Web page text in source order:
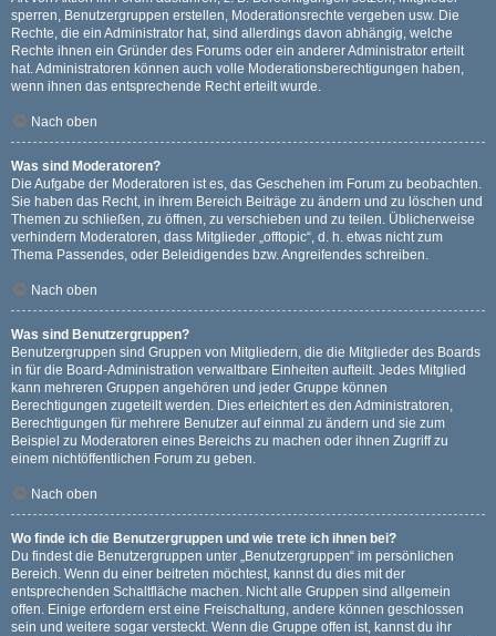
sperren, Benutzergruppen erstellen, Moderationsrechte vergeben usw. Die
Rechte, die ein Administrator hat, sind allerdings davon abhängig, welche
Rechte ihnen ein Gründer des Forums oder ein anderer Administrator erteilt
hat. Administratoren können auch volle Moderationsberechtigungen haben,
wenn ihnen das entsprechende Recht erteilt wurde.
Nach oben
Was sind Moderatoren?
Die Aufgabe der Moderatoren ist es, das Geschehen im Forum zu beobachten.
Sie haben das Recht, in ihrem Bereich Beiträge zu ändern und zu löschen und
Themen zu schließen, zu öffnen, zu verschieben und zu teilen. Üblicherweise
verhindern Moderatoren, dass Mitglieder „offtopic“, d. h. etwas nicht zum
Thema Passendes, oder Beleidigendes bzw. Angreifendes schreiben.
Nach oben
Was sind Benutzergruppen?
Benutzergruppen sind Gruppen von Mitgliedern, die die Mitglieder des Boards
in für die Board-Administration verwaltbare Einheiten aufteilt. Jedes Mitglied
kann mehreren Gruppen angehören und jeder Gruppe können
Berechtigungen zugeteilt werden. Dies erleichtert es den Administratoren,
Berechtigungen für mehrere Benutzer auf einmal zu ändern und sie zum
Beispiel zu Moderatoren eines Bereichs zu machen oder ihnen Zugriff zu
einem nichtöffentlichen Forum zu geben.
Nach oben
Wo finde ich die Benutzergruppen und wie trete ich ihnen bei?
Du findest die Benutzergruppen unter „Benutzergruppen“ im persönlichen
Bereich. Wenn du einer beitreten möchtest, kannst du dies mit der
entsprechenden Schaltfläche machen. Nicht alle Gruppen sind allgemein
offen. Einige erfordern erst eine Freischaltung, andere können geschlossen
sein und weitere sogar versteckt. Wenn die Gruppe offen ist, kannst du ihr